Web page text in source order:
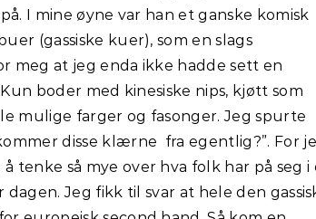
I mine øyne var han et ganske komisk
(gassiske kuer), som en slags
meg at jeg enda ikke hadde sett en
boder med kinesiske nips, kjøtt som
mulige farger og fasonger. Jeg spurte
disse klærne fra egentlig?”. For
tenke så mye over hva folk har på seg i
Jeg fikk til svar at hele den